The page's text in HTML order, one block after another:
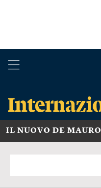
IL NUOVO DE MAURO